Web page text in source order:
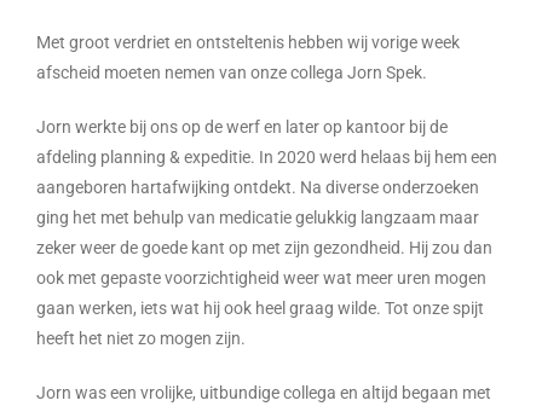
Met groot verdriet en ontsteltenis hebben wij vorige week
afscheid moeten nemen van onze collega Jorn Spek.
Jorn werkte bij ons op de werf en later op kantoor bij de
afdeling planning & expeditie. In 2020 werd helaas bij hem een
aangeboren hartafwijking ontdekt. Na diverse onderzoeken
ging het met behulp van medicatie gelukkig langzaam maar
zeker weer de goede kant op met zijn gezondheid. Hij zou dan
ook met gepaste voorzichtigheid weer wat meer uren mogen
gaan werken, iets wat hij ook heel graag wilde. Tot onze spijt
heeft het niet zo mogen zijn.
Jorn was een vrolijke, uitbundige collega en altijd begaan met